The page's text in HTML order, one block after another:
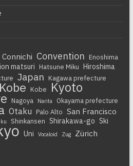
Connichi Convention Enoshima
matsuri Hatsune Miku Hiroshima
Japan
Kagawa prefecture
Kobe Kobe Kyoto
Nagoya Narita Okayama prefecture
Otaku Palo Alto San Francisco
Shinkansen Shirakawa-go Ski
Uni Vocaloid Zug Zürich